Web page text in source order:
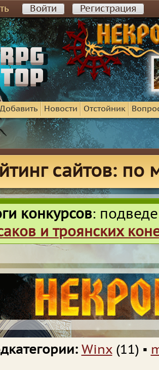
Войти Регистрация
Добавить Новости Отстойник
сайтов: по
конкурсов:
и троянских
Winx(11) ▪